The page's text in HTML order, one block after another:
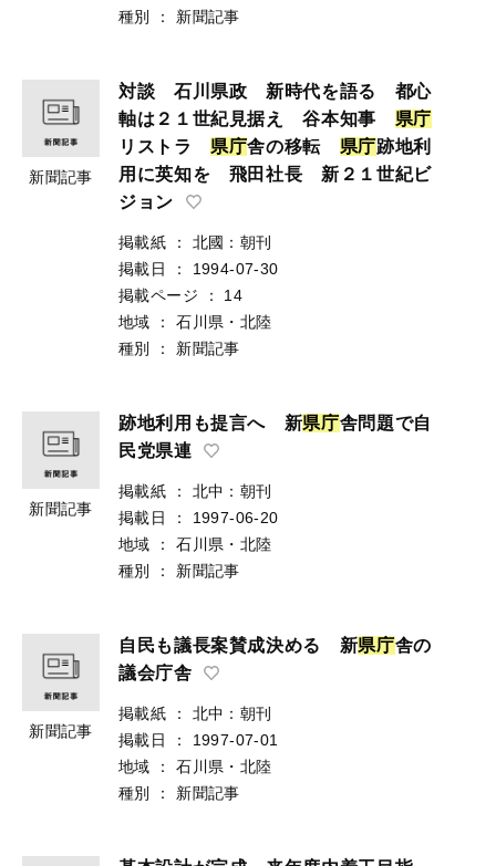
種別
： 新聞記事
新聞記事
対談 石川県政 新時代を語る 都心
軸は２１世紀見据え 谷本知事 県庁
リストラ 県庁舎の移転 県庁跡地利
用に英知を 飛田社長 新２１世紀ビ
ジョン
掲載紙 ：
北國：朝刊
掲載日
：
1994-07-30
掲載ページ
：
14
地域
：
石川県・北陸
種別
： 新聞記事
新聞記事
跡地利用も提言へ 新県庁舎問題で自
民党県連
掲載紙 ：
北中：朝刊
掲載日
：
1997-06-20
地域
：
石川県・北陸
種別
： 新聞記事
新聞記事
自民も議長案賛成決める 新県庁舎の
議会庁舎
掲載紙 ：
北中：朝刊
掲載日
：
1997-07-01
地域
：
石川県・北陸
種別
： 新聞記事